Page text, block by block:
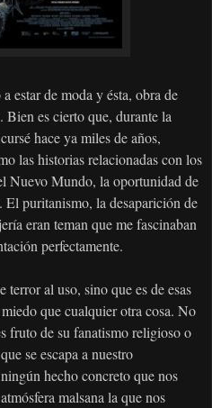
estar de moda y ésta, obra de
Bien es cierto que, durante la
hace ya miles de años,
las historias relacionadas con los
Nuevo Mundo, la oportunidad de
El puritanismo, la desaparición de
eran teman que me fascinaban
perfectamente.
terror al uso, sino que es de esas
que cualquier otra cosa. No
fruto de su fanatismo religioso o
se escapa a nuestro
hecho concreto que nos
malsana la que nos